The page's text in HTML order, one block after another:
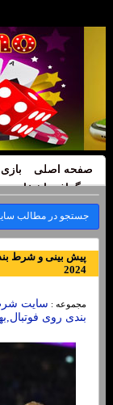
صفحه اصلی بازی
بیوگرافی اشخاص
2024
مجموعه : سایت
بندی روی